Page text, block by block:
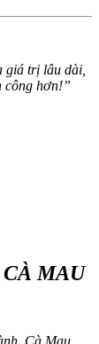
giá trị lâu dài,
công hơn!”
MAU